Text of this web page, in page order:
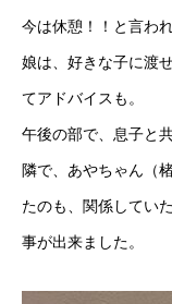
今は休憩！！と言わ
娘は、好きな子に渡
てアドバイスも。
午後の部で、息子と
隣で、あやちゃん（
たのも、関係してい
事が出来ました。